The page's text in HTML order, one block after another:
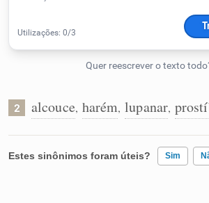
Detector de IA
Humanizador de IA
2 alcouce, harém, lupanar,
Estes sinônimos foram úteis? Sim